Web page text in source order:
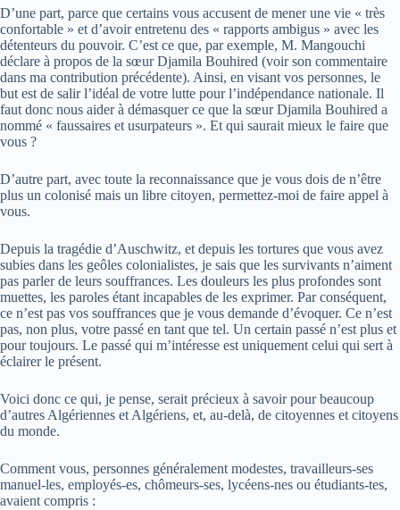
D’une part, parce que certains vous accusent de mener une vie « très
confortable » et d’avoir entretenu des « rapports ambigus » avec les
détenteurs du pouvoir. C’est ce que, par exemple, M. Mangouchi
déclare à propos de la sœur Djamila Bouhired (voir son commentaire
dans ma contribution précédente). Ainsi, en visant vos personnes, le
but est de salir l’idéal de votre lutte pour l’indépendance nationale. Il
faut donc nous aider à démasquer ce que la sœur Djamila Bouhired a
nommé « faussaires et usurpateurs ». Et qui saurait mieux le faire que
vous ?
D’autre part, avec toute la reconnaissance que je vous dois de n’être
plus un colonisé mais un libre citoyen, permettez-moi de faire appel à
vous.
Depuis la tragédie d’Auschwitz, et depuis les tortures que vous avez
subies dans les geôles colonialistes, je sais que les survivants n’aiment
pas parler de leurs souffrances. Les douleurs les plus profondes sont
muettes, les paroles étant incapables de les exprimer. Par conséquent,
ce n’est pas vos souffrances que je vous demande d’évoquer. Ce n’est
pas, non plus, votre passé en tant que tel. Un certain passé n’est plus et
pour toujours. Le passé qui m’intéresse est uniquement celui qui sert à
éclairer le présent.
Voici donc ce qui, je pense, serait précieux à savoir pour beaucoup
d’autres Algériennes et Algériens, et, au-delà, de citoyennes et citoyens
du monde.
Comment vous, personnes généralement modestes, travailleurs-ses
manuel-les, employés-es, chômeurs-ses, lycéens-nes ou étudiants-tes,
avaient compris :